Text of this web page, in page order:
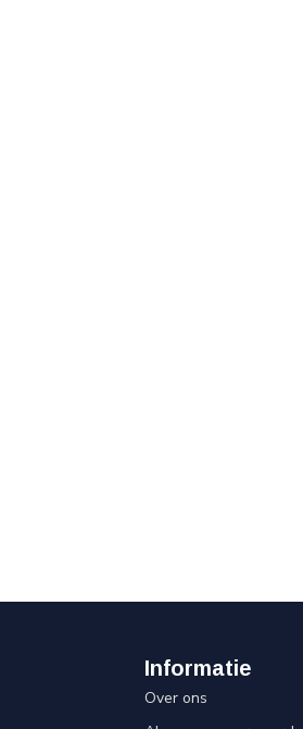
Informatie
Over ons